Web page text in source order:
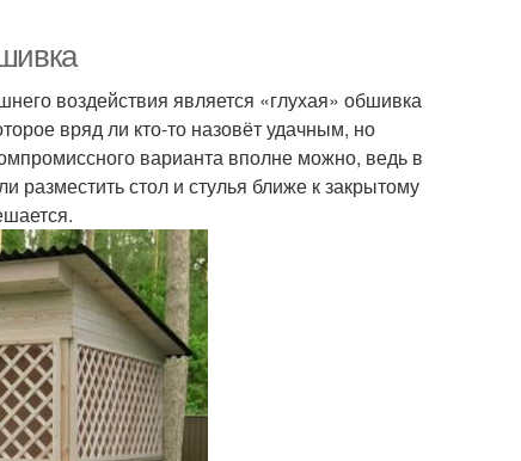
воздействия является «глухая» обшивка
вряд ли кто-то назовёт удачным, но
варианта вполне можно, ведь в
разместить стол и стулья ближе к закрытому